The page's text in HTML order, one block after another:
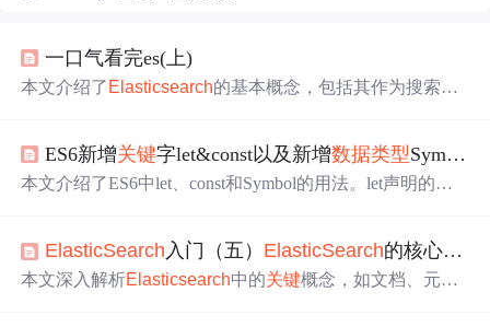
一口气看完es(上)
本文介绍了 Elasticsearch的基本概念，包括其作为搜索引
作，包括数据类型、创建和修改。最后提到Java代码操作E
S的便捷性。
ES6新增关键字let&const以及新增数据类型Symbol
本文介绍了ES6中let、const和Symbol的用法。let声明的变
l是新的原始数据类型 ，表示独一无二的值，常用于定义对
象的唯一属性名。
ElasticSearch入门（五） ElasticSearch的核心概念讲解
本文深入解析Elasticsearch中的关键概念，如文档、元数